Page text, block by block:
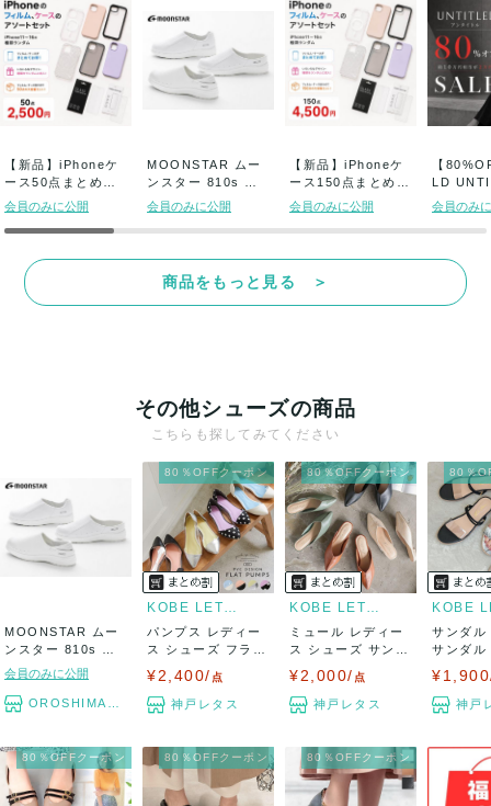
【新品】iPhoneケ
ース50点まとめ売
り (1点...
会員のみに公開
MOONSTAR ムー
ンスター 810s シ
ューズ...
会員のみに公開
【新品】iPhoneケ
ース150点まとめ売
り (1...
会員のみに公開
【
LD
ン...
会員のみ
商品をもっと見る ＞
その他シューズの商品
こちらも探してみてください
MOONSTAR ムー
ンスター 810s シ
ューズ...
会員のみに公開
OROSHIMARU
80％OFFクーポン
KOBE LETTUCE
パンプス レディー
ス シューズ フラッ
¥2,400/ 点
神戸レタス
80％OFFクーポン
KOBE LETTUCE
ミュール レディー
ス シューズ サンダ
¥2,000/ 点
神戸レタス
80％
サンダル
サンダル
神戸
80％OFFクーポン 80％OFFクーポン 80％OFFクーポン